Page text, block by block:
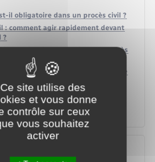
il obligatoire dans un procès civil ?
: comment agir rapidement devant
?
les modes de preuve dans un procès
: comment apporter un témoignage
agir seul devant le tribunal ?
et tribunal de grande
que sont-ils devenus ?
Ce site utilise des
et vous donne
contrôle sur ceux
vous souhaitez
activer